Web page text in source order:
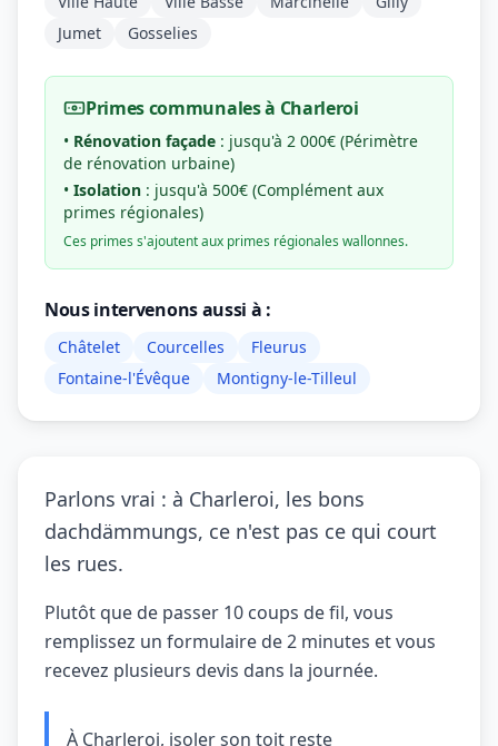
Jumet
Gosselies
Primes communales à Charleroi
• Rénovation façade : jusqu'à 2 000€ (Périmètre
de rénovation urbaine)
• Isolation : jusqu'à 500€ (Complément aux
primes régionales)
Ces primes s'ajoutent aux primes régionales wallonnes.
Nous intervenons aussi à :
Châtelet Courcelles
Fleurus
Fontaine-l'Évêque
Montigny-le-Tilleul
Parlons vrai : à Charleroi, les bons
dachdämmungs, ce n'est pas ce qui court
les rues.
Plutôt que de passer 10 coups de fil, vous
remplissez un formulaire de 2 minutes et vous
recevez plusieurs devis dans la journée.
À Charleroi, isoler son toit reste